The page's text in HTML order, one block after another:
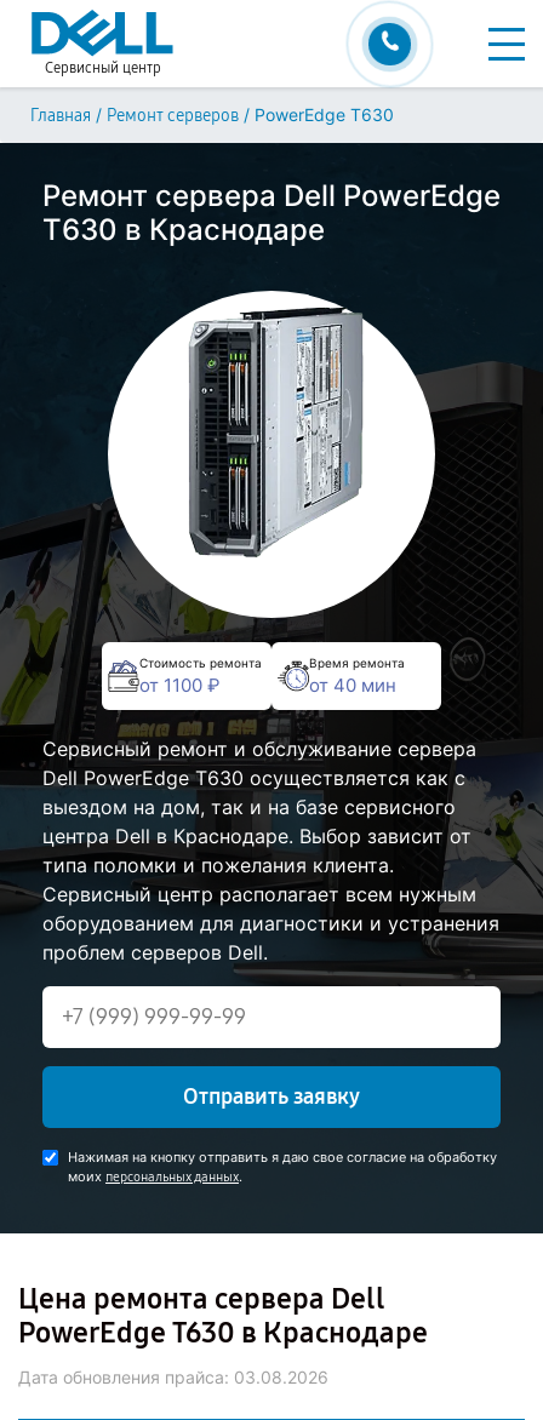
Сервисный центр
Главная / Ремонт серверов / PowerEdge T630
Ремонт сервера Dell PowerEdge
T630 в Краснодаре
Стоимость ремонта
от 1100 ₽
Время ремонта
от 40 мин
Сервисный ремонт и обслуживание сервера
Dell PowerEdge T630 осуществляется как с
выездом на дом, так и на базе сервисного
центра Dell в Краснодаре. Выбор зависит от
типа поломки и пожелания клиента.
Сервисный центр располагает всем нужным
оборудованием для диагностики и устранения
проблем серверов Dell.
Отправить заявку
Нажимая на кнопку отправить я даю свое согласие на обработку
моих персональных данных.
Цена ремонта сервера Dell
PowerEdge T630 в Краснодаре
Дата обновления прайса: 03.08.2026